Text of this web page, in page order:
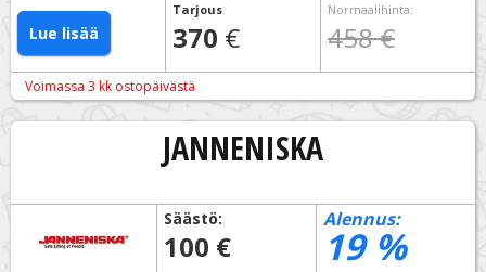
Lue lisää
Tarjous
370 €
Normaalihinta:
458 €
Voimassa 3 kk ostopäivästä
JANNENISKA
Säästö:
100 €
Alennus:
19%